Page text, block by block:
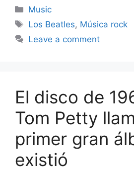
Categories
Music
Tags
Los Beatles, Música rock
Leave a comment
El disco de
Tom Petty
primer gran
existió